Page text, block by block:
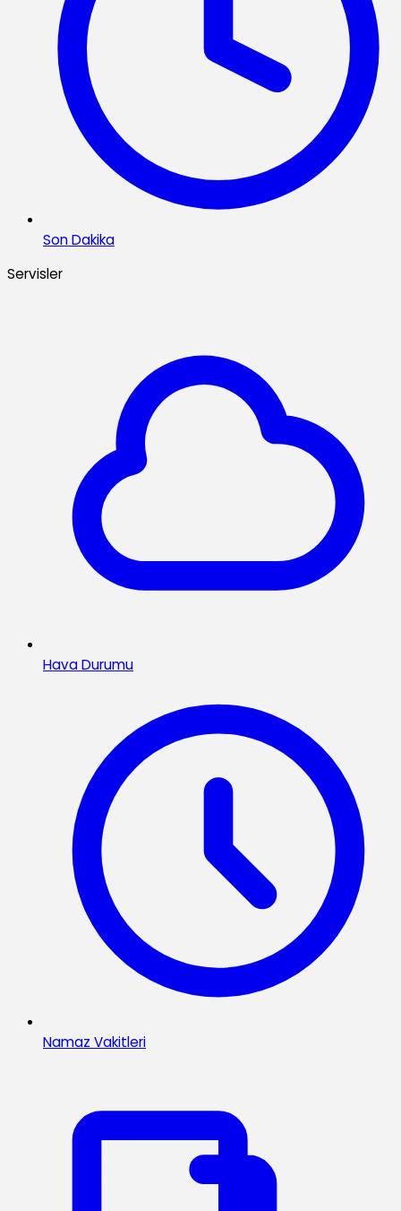
Son Dakika
Servisler
Hava Durumu
Namaz Vakitleri